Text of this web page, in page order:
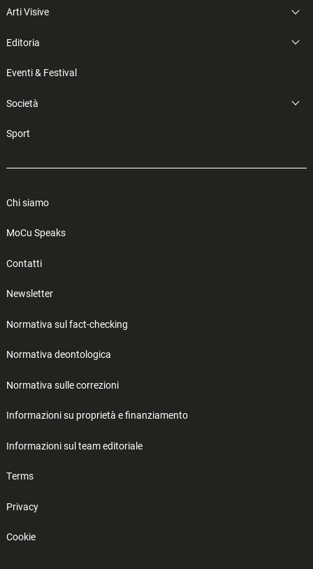
Arti Visive
Editoria
Eventi & Festival
Società
Sport
Chi siamo
MoCu Speaks
Contatti
Newsletter
Normativa sul fact-checking
Normativa deontologica
Normativa sulle correzioni
Informazioni su proprietà e finanziamento
Informazioni sul team editoriale
Terms
Privacy
Cookie